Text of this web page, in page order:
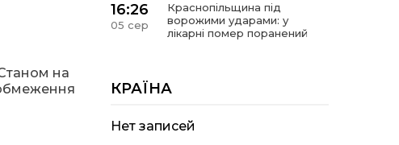
на
16:26
05 сер
Краснопільщина під
ворожими ударами: у
лікарні помер поранений
можуть врятувати життя
КРАЇНА
Нет записей